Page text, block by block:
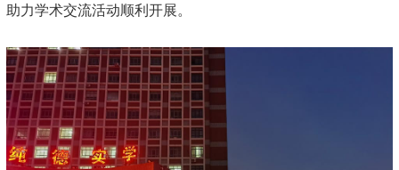
助力学术交流活动顺利开展。